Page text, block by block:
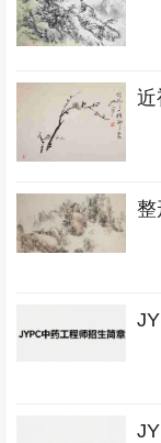
近
整